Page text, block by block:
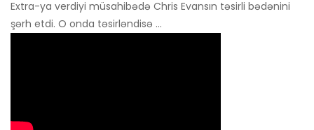
Extra-ya verdiyi müsahibədə Chris Evansın təsirli bədənini
şərh etdi. O onda təsirləndisə ...